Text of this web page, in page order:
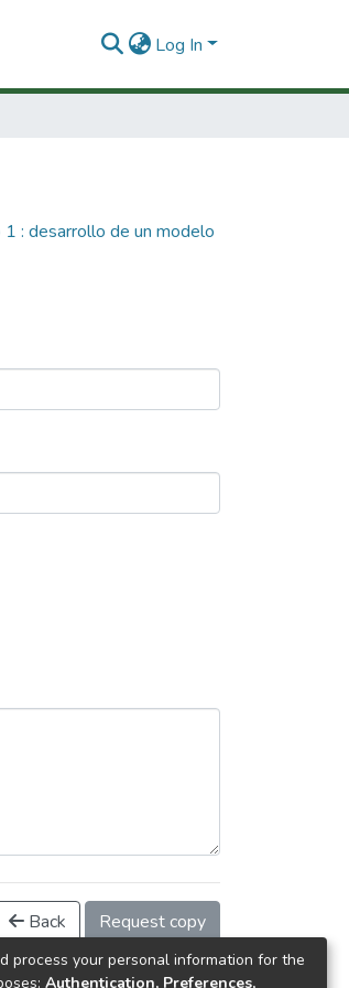
Log In
: desarrollo de un modelo
Back Request copy
process your personal information for the
Authentication, Preferences,